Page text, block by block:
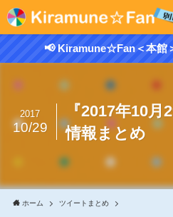
📢 Kiramune☆Fan＜本館
『2017年10
情報まとめ
2017
10/29
ホーム ツイートまとめ